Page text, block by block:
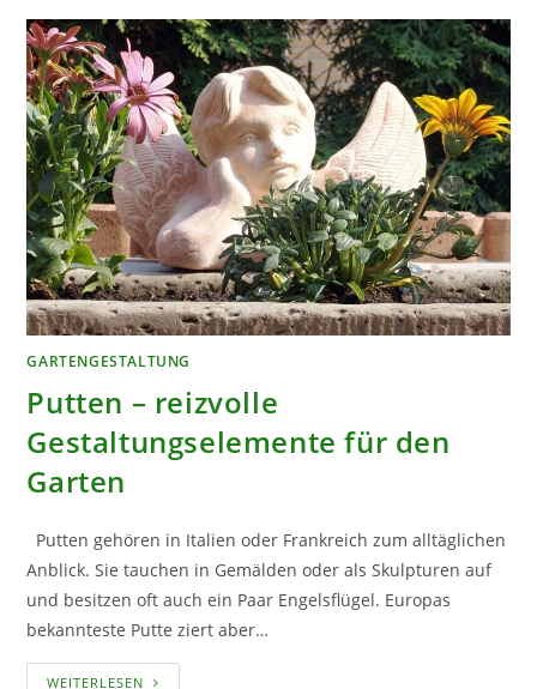
WEIHNACHTSDEKORATION
GARTENGESTALTUNG
Putten – reizvolle
Gestaltungselemente für den
Garten
Putten gehören in Italien oder Frankreich zum alltäglichen
Anblick. Sie tauchen in Gemälden oder als Skulpturen auf
und besitzen oft auch ein Paar Engelsflügel. Europas
bekannteste Putte ziert aber…
WEITERLESEN PUTTEN